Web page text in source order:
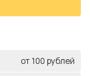
от 100 рублей